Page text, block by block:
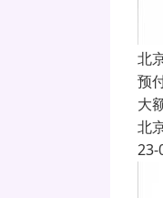
北
预
大
北
23-